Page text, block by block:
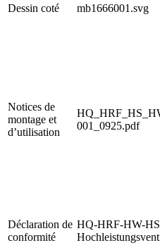
Dessin coté mb1666001.svg
Notices de
montage et
d’utilisation
001_0925.pdf
Déclaration de
conformité
HQ-HRF-HW-